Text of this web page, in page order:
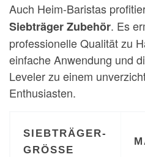
Auch Heim-Baristas
Siebträger Zubehör. Es
professionelle Qualität zu
einfache Anwendung und
Leveler zu einem
Enthusiasten.
SIEBTRÄGER-
GRÖSSE